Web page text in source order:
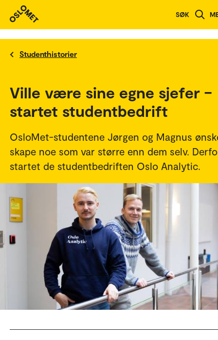
SØK
Studenthistorier
Ville være sine egne sjefer –
startet studentbedrift
OsloMet-studentene Jørgen og Magnus
skape noe som var større enn dem selv.
startet de studentbedriften Oslo Analytic.